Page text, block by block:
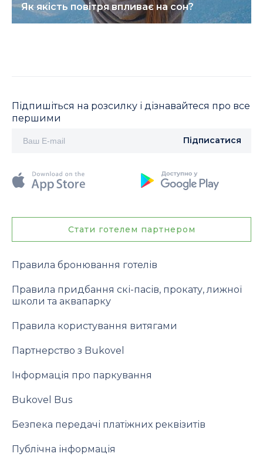
Як якість повітря впливає на сон?
Правила бронювання готелів
Правила придбання скі-пасів, прокату, лижної
школи та аквапарку
Правила користування витягами
Партнерство з Bukovel
Інформація про паркування
Bukovel Bus
Безпека передачі платіжних реквізитів
Публічна інформація
Підпишіться на розсилку і дізнавайтеся про все
першими
Підписатися
Стати готелем партнером